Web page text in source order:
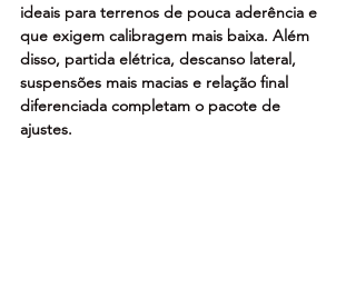
ideais para terrenos de pouca aderência e
que exigem calibragem mais baixa. Além
disso, partida elétrica, descanso lateral,
suspensões mais macias e relação final
diferenciada completam o pacote de
ajustes.